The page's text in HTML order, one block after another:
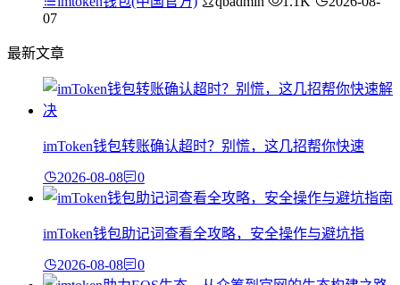
07
最新文章
imToken钱包转账确认超时？别慌，这几招帮你快速
2026-08-08 0
imToken钱包助记词查看全攻略，安全操作与避坑指
2026-08-08 0